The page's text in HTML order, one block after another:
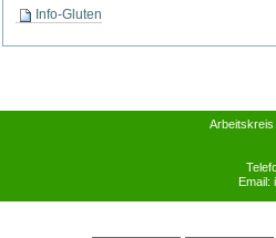
Info-Gluten
Email: